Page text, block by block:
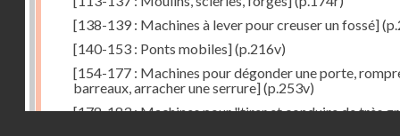
[138-139 : Machines à lever pour creuser un fossé]
[140-153 : Ponts mobiles](p.216v)
[154-177 : Machines pour dégonder une porte,
barreaux, arracher une serrure](p.253v)
[178-183 : Machines pour "tirer et conduire de très